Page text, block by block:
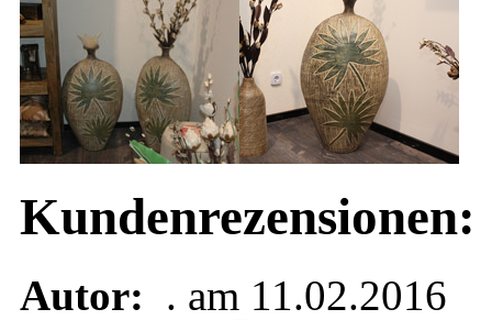
Kundenrezensionen:
Autor: . am 11.02.2016